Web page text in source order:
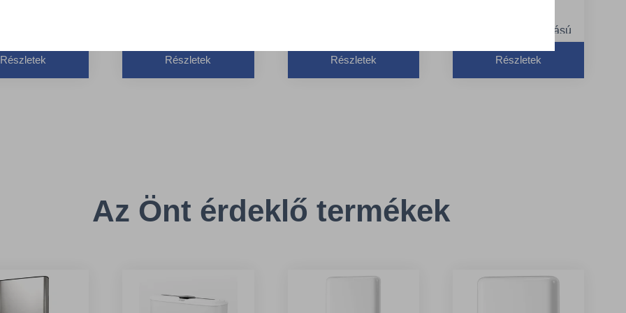
Részletek
Minőség: Advanced
Részletek
Minőség: Premium
Részletek
Interfold hajtogatású
Részletek
Az Önt érdeklő termékek